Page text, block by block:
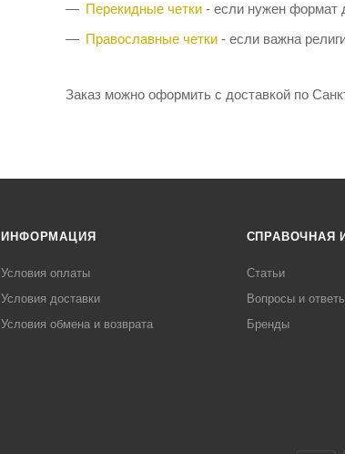
Перекидные четки - если нужен формат
Православные четки - если важна
Заказ можно оформить с доставкой по
ИНФОРМАЦИЯ
Условия оплаты
Условия доставки
Условия обмена и возврата
СПРАВОЧНАЯ
Статьи
Вопросы и
Бренды